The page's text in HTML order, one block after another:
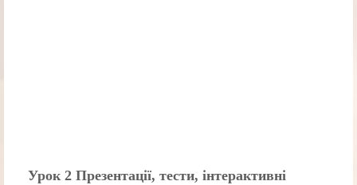
Урок 2 Презентації, тести, інтерактивні